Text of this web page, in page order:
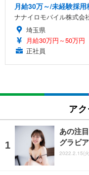
月給30万～/未経験採
ナナイロモバイル株式会
埼玉県
月給30万円～50万円
正社員
ア
あの注
グラビ
2022.2.15(